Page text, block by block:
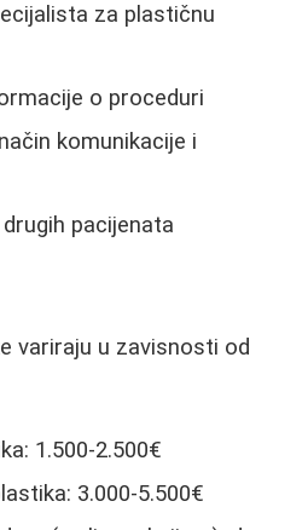
za plastičnu
o proceduri
komunikacije i
pacijenata
variraju u zavisnosti od
1.500-2.500€
3.000-5.500€